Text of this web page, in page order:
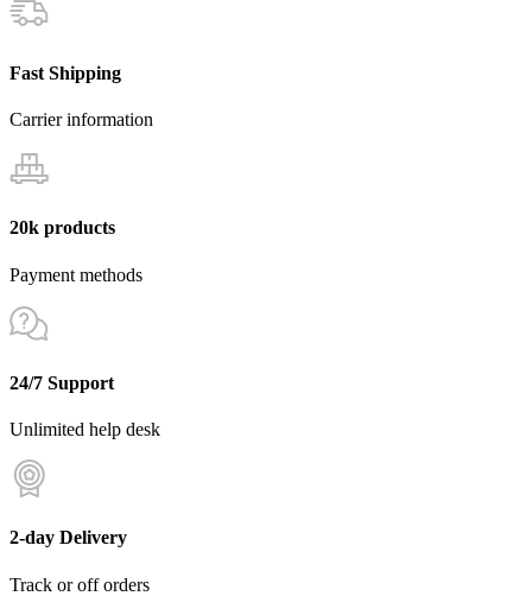
Fast Shipping
Carrier information
20k products
Payment methods
24/7 Support
Unlimited help desk
2-day Delivery
Track or off orders